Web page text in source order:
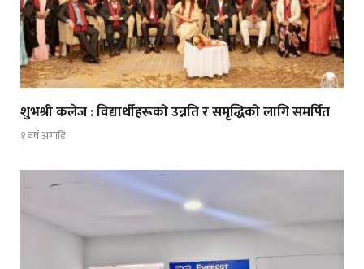
शुभश्री कलेज : विद्यार्थीहरूको उन्नति र समृद्धिको लागि समर्पित
१ वर्ष अगाडि